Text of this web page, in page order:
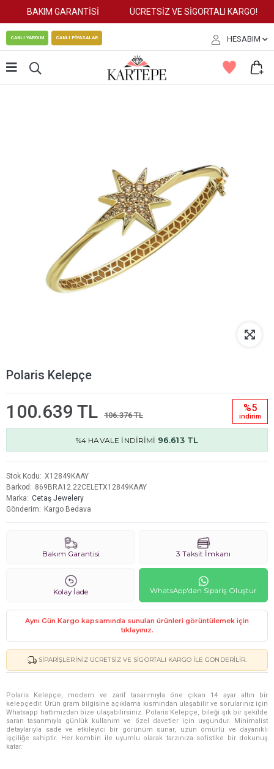
BAKIM GARANTİSİ ÜCRETSİZ VE SİGORTALI KARGO!
CANLI YARDIM CANLI PİYASALAR HESABIM
Polaris Kelepçe
100.639 TL 106.376 TL
%5
i̇ndi̇ri̇m
%4 HAVALE İNDİRİMİ 96.613 TL
Stok Kodu
X12849KAAY
Barkod
869BRA12.22CELETX12849KAAY
Marka
Cetaş Jewelery
Gönderim
Kargo Bedava
Bakım Garantisi 3 Taksit İmkanı
Kolay İade WhatsApp'dan Sipariş Oluştur
Aynı Gün Kargo kapsamında sunulan ürünleri görüntülemek için
tıklayınız.
SIPARIŞLERINIZ ÜCRETSIZ VE SIGORTALI KARGO ILE GÖNDERILIR.
Polaris Kelepçe, modern ve zarif tasarımıyla öne çıkan 14 ayar altın bir
kelepçedir. Ürün gram bilgisine açıklama kısmından ulaşabilir ve sorularınız için
Whatsapp hattımızdan bize ulaşabilirsiniz. Polaris Kelepçe, bileği şık bir şekilde
saran tasarımıyla günlük kullanım ve özel davetler için uygundur. Minimalist
detaylarıyla sade ve etkileyici bir görünüm sunar, uzun ömürlü ve dayanıklı
işçiliğe sahiptir. Her kombin ile uyumlu olarak tarzınıza sofistike bir dokunuş
katar.